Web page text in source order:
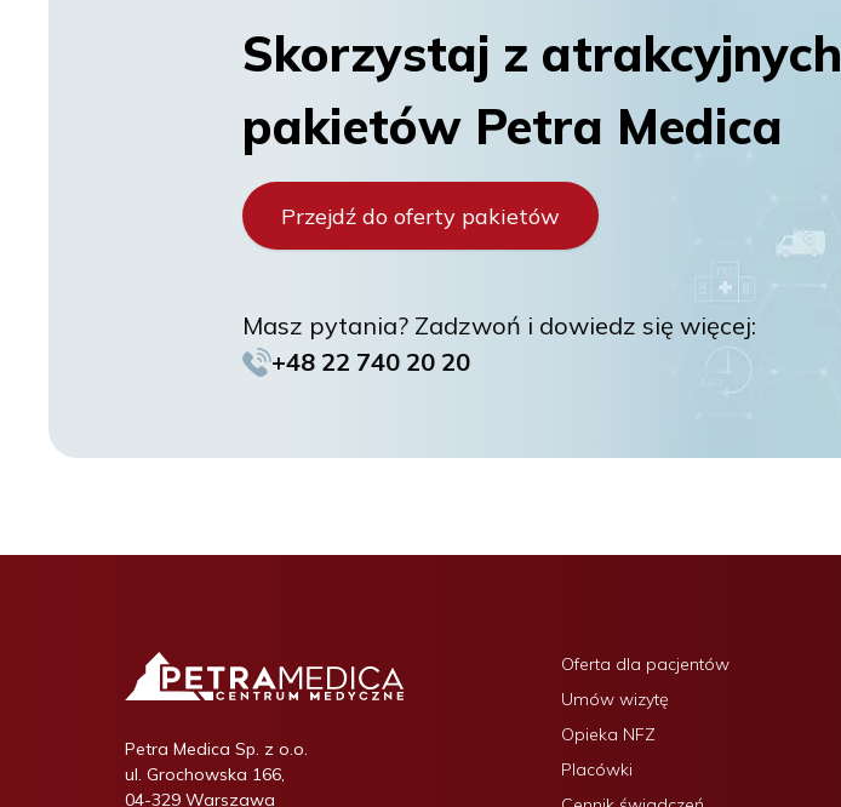
Skorzystaj z atrakcyjnych
pakietów Petra Medica
Przejdź do oferty pakietów
Masz pytania? Zadzwoń i dowiedz się więcej:
+48 22 740 20 20
Petra Medica Sp. z o.o.
ul. Grochowska 166,
04-329 Warszawa
Oferta dla pacjentów
Umów wizytę
Opieka NFZ
Placówki